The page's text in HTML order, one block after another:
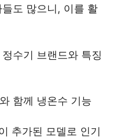
도 많으니, 이를 활
수기 브랜드와 특징
함께 냉온수 기능
추가된 모델로 인기